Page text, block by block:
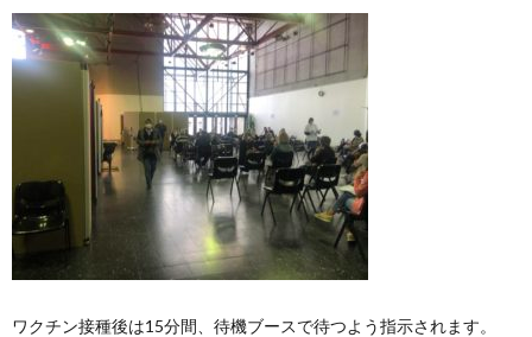
ワクチン接種後は15分間、待機ブースで待つよう指示されます。